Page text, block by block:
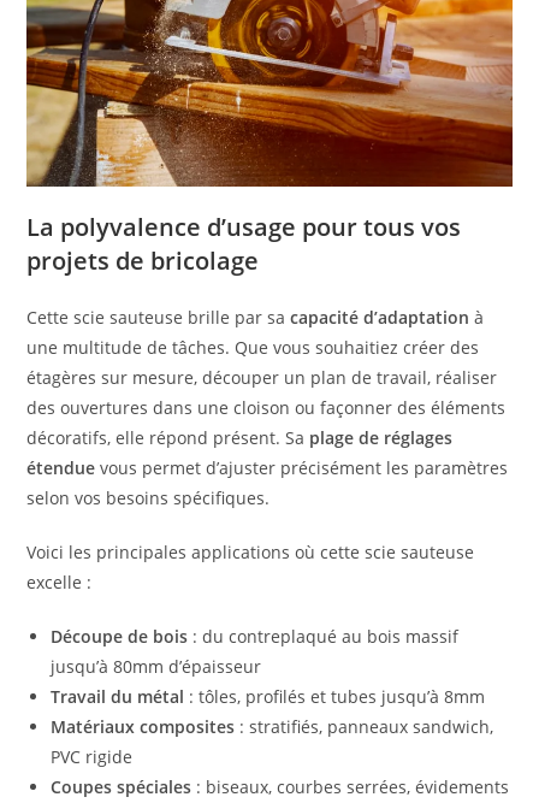
La polyvalence d’usage pour tous vos
projets de bricolage
Cette scie sauteuse brille par sacapacité d’adaptation à
une multitude de tâches. Que vous souhaitiez créer des
étagères sur mesure, découper un plan de travail, réaliser
des ouvertures dans une cloison ou façonner des éléments
décoratifs, elle répond présent. Sa plage de réglages
étendue vous permet d’ajuster précisément les paramètres
selon vos besoins spécifiques.
Voici les principales applications où cette scie sauteuse
excelle :
Découpe de bois : du contreplaqué au bois massif
jusqu’à 80mm d’épaisseur
Travail du métal : tôles, profilés et tubes jusqu’à 8mm
Matériaux composites : stratifiés, panneaux sandwich,
PVC rigide
Coupes spéciales : biseaux, courbes serrées, évidements